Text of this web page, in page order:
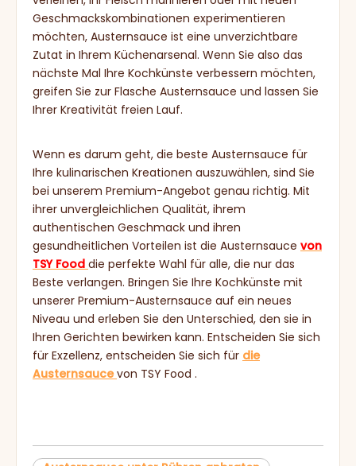
Geschmackskombinationen experimentieren
möchten, Austernsauce ist eine unverzichtbare
Zutat in Ihrem Küchenarsenal. Wenn Sie also das
nächste Mal Ihre Kochkünste verbessern möchten,
greifen Sie zur Flasche Austernsauce und lassen Sie
Ihrer Kreativität freien Lauf.
Wenn es darum geht, die beste Austernsauce für
Ihre kulinarischen Kreationen auszuwählen, sind Sie
bei unserem Premium-Angebot genau richtig. Mit
ihrer unvergleichlichen Qualität, ihrem
authentischen Geschmack und ihren
gesundheitlichen Vorteilen ist die Austernsauce von
TSY Food die perfekte Wahl für alle, die nur das
Beste verlangen. Bringen Sie Ihre Kochkünste mit
unserer Premium-Austernsauce auf ein neues
Niveau und erleben Sie den Unterschied, den sie in
Ihren Gerichten bewirken kann. Entscheiden Sie sich
für Exzellenz, entscheiden Sie sich für die
Austernsaucevon TSY Food .